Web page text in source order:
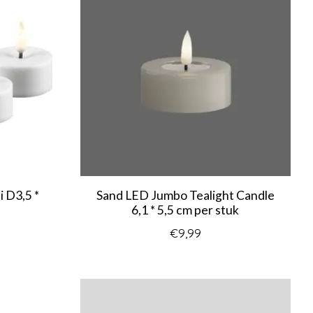
D3,5 *
Sand LED Jumbo Tealight Candle
6,1 * 5,5 cm per stuk
€9,99